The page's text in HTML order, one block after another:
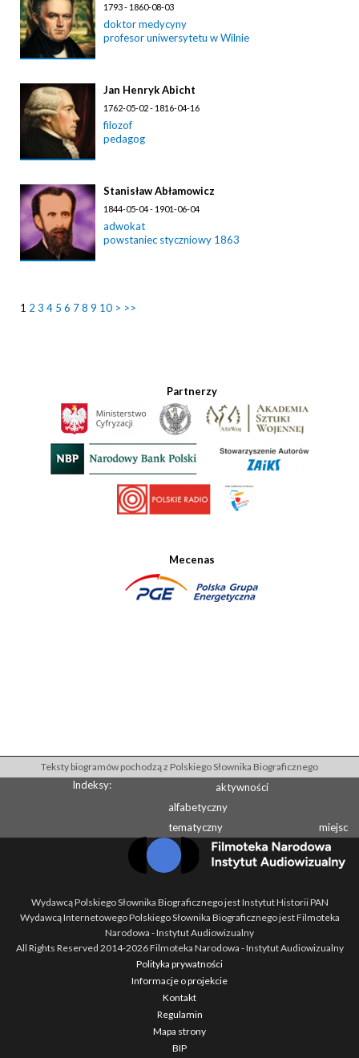
1793 - 1860-08-03
doktor medycyny
profesor uniwersytetu w Wilnie
Jan Henryk Abicht
1762-05-02 - 1816-04-16
filozof
pedagog
Stanisław Abłamowicz
1844-05-04 - 1901-06-04
adwokat
powstaniec styczniowy 1863
1 2 3 4 5 6 78 9 10 > >>
Partnerzy
Mecenas
Teksty biogramów pochodzą z Polskiego Słownika Biograficznego
Indeksy:
aktywności
alfabetyczny
tematyczny
miejsc
Wydawcą Polskiego Słownika Biograficznego jest Instytut Historii PAN
Wydawcą Internetowego Polskiego Słownika Biograficznego jest Filmoteka
Narodowa - Instytut Audiowizualny
All Rights Reserved 2014-2026Filmoteka Narodowa - Instytut Audiowizualny
Polityka prywatności
Informacje o projekcie
Kontakt
Regulamin
Mapa strony
BIP